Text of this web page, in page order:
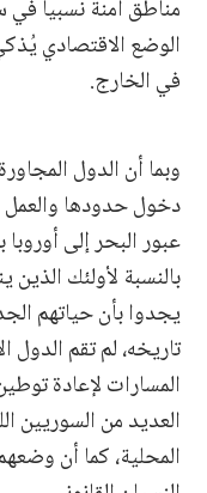
مناطق آمنة نسبياً في
الوضع الاقتصادي
في الخارج.
وبما أن الدول
دخول حدودها والعمل
عبور البحر إلى
بالنسبة لأولئك
يجدوا بأن حياتهم
تاريخه، لم تقم الدول
المسارات لإعادة
العديد من السوريين
المحلية، كما أن